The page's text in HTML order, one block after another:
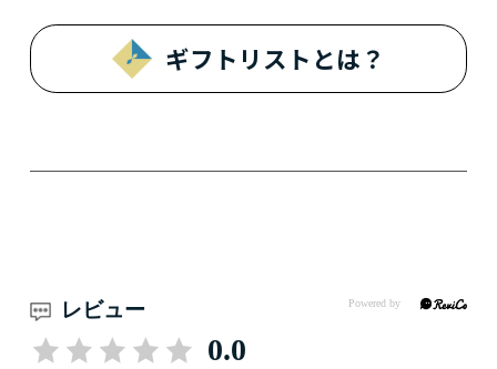
ギフトリストとは？
レビュー
0.0